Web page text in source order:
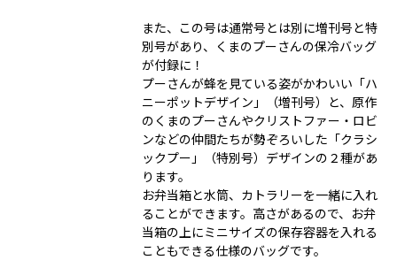
また、この号は通常号とは別に増刊号と特
別号があり、くまのプーさんの保冷バッグ
が付録に！
プーさんが蜂を見ている姿がかわいい「ハ
ニーポットデザイン」（増刊号）と、原作
のくまのプーさんやクリストファー・ロビ
ンなどの仲間たちが勢ぞろいした「クラシ
ックプー」（特別号）デザインの２種があ
ります。
お弁当箱と水筒、カトラリーを一緒に入れ
ることができます。高さがあるので、お弁
当箱の上にミニサイズの保存容器を入れる
こともできる仕様のバッグです。